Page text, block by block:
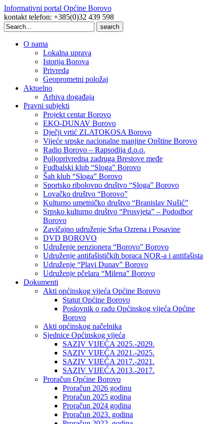
Informativni portal Općine Borovo
kontakt telefon: +385(0)32 439 598
Search
for:
O nama
Lokalna uprava
Istorija Borova
Privreda
Geoprometni položaj
Aktuelno
Arhiva događaja
Pravni subjekti
Projekt centar Borovo
EKO-DUNAV Borovo
Dječji vrtić ZLATOKOSA Borovo
Vijeće srpske nacionalne manjine Opštine Borovo
Radio Borovo – Rapsodija d.o.o.
Poljoprivredna zadruga Brestove međe
Fudbalski klub “Sloga” Borovo
Šah klub “Sloga” Borovo
Sportsko ribolovno društvo “Sloga” Borovo
Lovačko društvo “Borovo”
Kulturno umetničko društvo “Branislav Nušić”
Srpsko kulturno društvo “Prosvjeta” – Pododbor
Borovo
Zavičajno udruženje Srba Ozrena i Posavine
DVD BOROVO
Udruženje penzionera “Borovo” Borovo
Udruženje antifašističkih boraca NOR-a i antifašista
Udruženje “Plavi Dunav” Borovo
Udruženje pčelara “Milena” Borovo
Dokumenti
Akti općinskog vijeća Općine Borovo
Statut Općine Borovo
Poslovnik o radu Općinskog vijeća Općine
Borovo
Akti općinskog načelnika
Sjednice Općinskog vijeća
SAZIV VIJEĆA 2025.-2029.
SAZIV VIJEĆA 2021.-2025.
SAZIV VIJEĆA 2017.-2021.
SAZIV VIJEĆA 2013.-2017.
Proračun Općine Borovo
Proračun 2026 godinu
Proračun 2025 godina
Proračun 2024 godina
Proračun 2023. godina